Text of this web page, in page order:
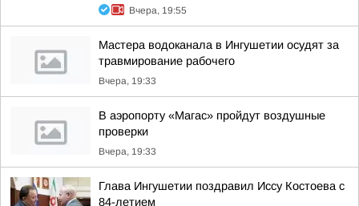
Вчера, 19:55
Мастера водоканала в Ингушетии осудят за
травмирование рабочего
Вчера, 19:33
В аэропорту «Магас» пройдут воздушные
проверки
Вчера, 19:33
Глава Ингушетии поздравил Иссу Костоева с
84-летием